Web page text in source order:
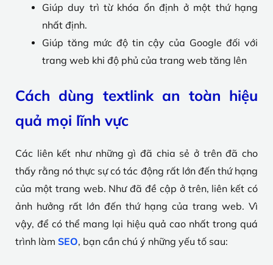
Giúp duy trì từ khóa ổn định ở một thứ hạng
nhất định.
Giúp tăng mức độ tin cậy của Google đối với
trang web khi độ phủ của trang web tăng lên
Cách dùng textlink an toàn hiệu
quả mọi lĩnh vực
Các liên kết như những gì đã chia sẻ ở trên đã cho
thấy rằng nó thực sự có tác động rất lớn đến thứ hạng
của một trang web. Như đã đề cập ở trên, liên kết có
ảnh hưởng rất lớn đến thứ hạng của trang web. Vì
vậy, để có thể mang lại hiệu quả cao nhất trong quá
trình làm SEO, bạn cần chú ý những yếu tố sau: